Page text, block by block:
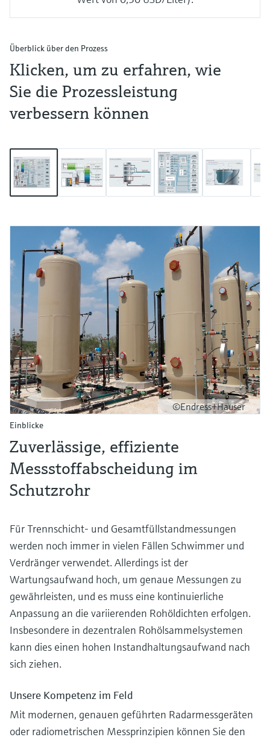
Überblick über den Prozess
Klicken, um zu erfahren, wie
Sie die Prozessleistung
verbessern können
©Endress+Hauser
Einblicke
Zuverlässige, effiziente
Messstoffabscheidung im
Schutzrohr
Für Trennschicht- und Gesamtfüllstandmessungen
werden noch immer in vielen Fällen Schwimmer und
Verdränger verwendet. Allerdings ist der
Wartungsaufwand hoch, um genaue Messungen zu
gewährleisten, und es muss eine kontinuierliche
Anpassung an die variierenden Rohöldichten erfolgen.
Insbesondere in dezentralen Rohölsammelsystemen
kann dies einen hohen Instandhaltungsaufwand nach
sich ziehen.
Unsere Kompetenz im Feld
Mit modernen, genauen geführten Radarmessgeräten
oder radiometrischen Messprinzipien können Sie den